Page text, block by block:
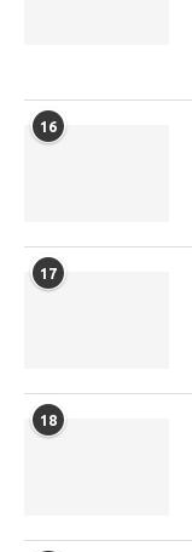
16
17
18